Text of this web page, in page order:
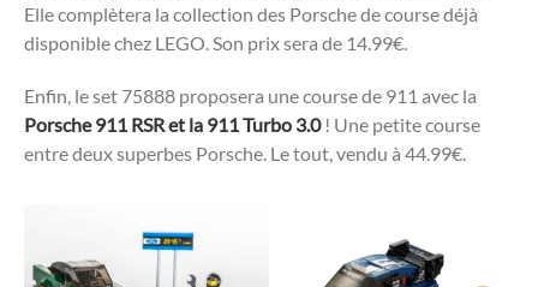
Elle complètera la collection des Porsche de course déjà
disponible chez LEGO. Son prix sera de 14.99€.
Enfin, le set 75888 proposera une course de 911 avec la
Porsche 911 RSR et la 911 Turbo 3.0! Une petite course
entre deux superbes Porsche. Le tout, vendu à 44.99€.